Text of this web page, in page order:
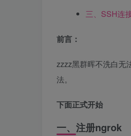
三、SSH连
前言：
zzzz黑群晖不洗白无
法。
下面正式开始
一、注册ngrok